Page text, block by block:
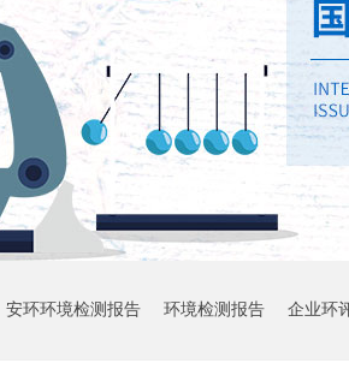
安环环境检测报告 环境检测报告 企业环